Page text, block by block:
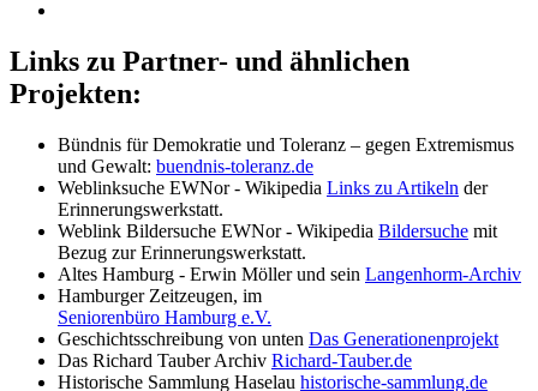
Links zu Partner- und ähnlichen
Projekten:
Bündnis für Demokratie und Toleranz – gegen Extremismus
und Gewalt: buendnis-toleranz.de
Weblinksuche EWNor - Wikipedia Links zu Artikeln der
Erinnerungswerkstatt.
Weblink Bildersuche EWNor - Wikipedia Bildersuche mit
Bezug zur Erinnerungswerkstatt.
Altes Hamburg - Erwin Möller und sein Langenhorm-Archiv
Hamburger Zeitzeugen, im
Seniorenbüro Hamburg e.V.
Geschichtsschreibung von unten Das Generationenprojekt
Das Richard Tauber Archiv Richard-Tauber.de
Historische Sammlung Haselau historische-sammlung.de